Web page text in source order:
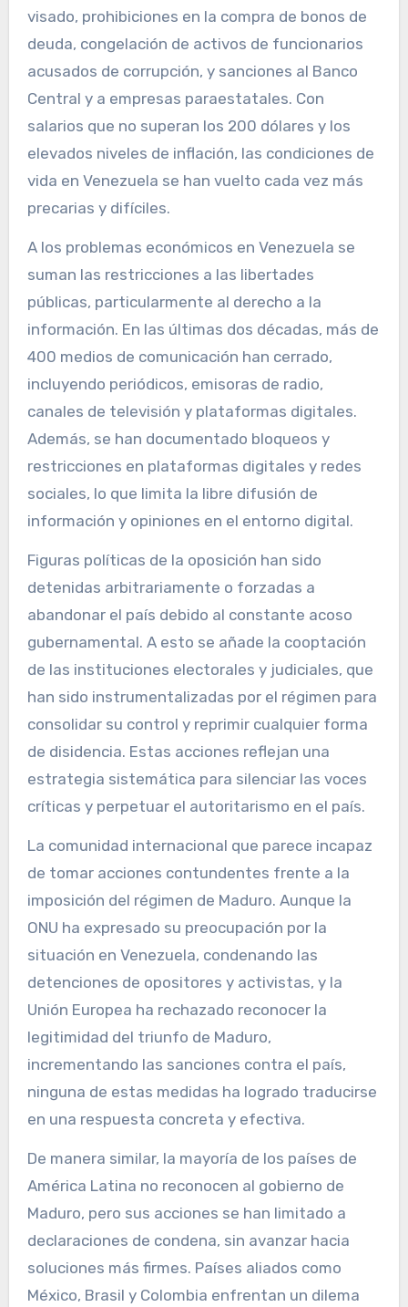
visado, prohibiciones en la compra de bonos de
deuda, congelación de activos de funcionarios
acusados de corrupción, y sanciones al Banco
Central y a empresas paraestatales. Con
salarios que no superan los 200 dólares y los
elevados niveles de inflación, las condiciones de
vida en Venezuela se han vuelto cada vez más
precarias y difíciles.
A los problemas económicos en Venezuela se
suman las restricciones a las libertades
públicas, particularmente al derecho a la
información. En las últimas dos décadas, más de
400 medios de comunicación han cerrado,
incluyendo periódicos, emisoras de radio,
canales de televisión y plataformas digitales.
Además, se han documentado bloqueos y
restricciones en plataformas digitales y redes
sociales, lo que limita la libre difusión de
información y opiniones en el entorno digital.
Figuras políticas de la oposición han sido
detenidas arbitrariamente o forzadas a
abandonar el país debido al constante acoso
gubernamental. A esto se añade la cooptación
de las instituciones electorales y judiciales, que
han sido instrumentalizadas por el régimen para
consolidar su control y reprimir cualquier forma
de disidencia. Estas acciones reflejan una
estrategia sistemática para silenciar las voces
críticas y perpetuar el autoritarismo en el país.
La comunidad internacional que parece incapaz
de tomar acciones contundentes frente a la
imposición del régimen de Maduro. Aunque la
ONU ha expresado su preocupación por la
situación en Venezuela, condenando las
detenciones de opositores y activistas, y la
Unión Europea ha rechazado reconocer la
legitimidad del triunfo de Maduro,
incrementando las sanciones contra el país,
ninguna de estas medidas ha logrado traducirse
en una respuesta concreta y efectiva.
De manera similar, la mayoría de los países de
América Latina no reconocen al gobierno de
Maduro, pero sus acciones se han limitado a
declaraciones de condena, sin avanzar hacia
soluciones más firmes. Países aliados como
México, Brasil y Colombia enfrentan un dilema